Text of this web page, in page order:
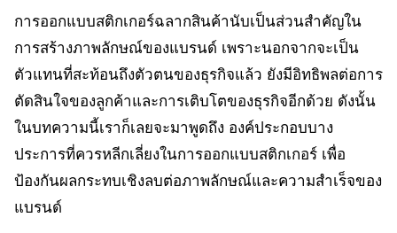
การออกแบบสติกเกอร์ฉลากสินค้านับเป็นส่วนสำคัญใน
การสร้างภาพลักษณ์ของแบรนด์ เพราะนอกจากจะเป็น
ตัวแทนที่สะท้อนถึงตัวตนของธุรกิจแล้ว ยังมีอิทธิพลต่อการ
ตัดสินใจของลูกค้าและการเติบโตของธุรกิจอีกด้วย ดังนั้น
ในบทความนี้เราก็เลยจะมาพูดถึง องค์ประกอบบาง
ประการที่ควรหลีกเลี่ยงในการออกแบบสติกเกอร์ เพื่อ
ป้องกันผลกระทบเชิงลบต่อภาพลักษณ์และความสำเร็จของ
แบรนด์